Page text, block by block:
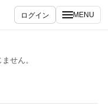
ログイン MENU
せん。